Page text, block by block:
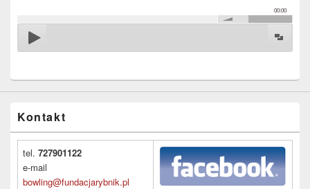
00:00
Kontakt
tel. 727901122
e-mail
bowling@fundacjarybnik.pl